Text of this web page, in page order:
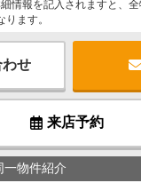
情報を記入されますと、
ます。
せ
来店予約
一物件紹介